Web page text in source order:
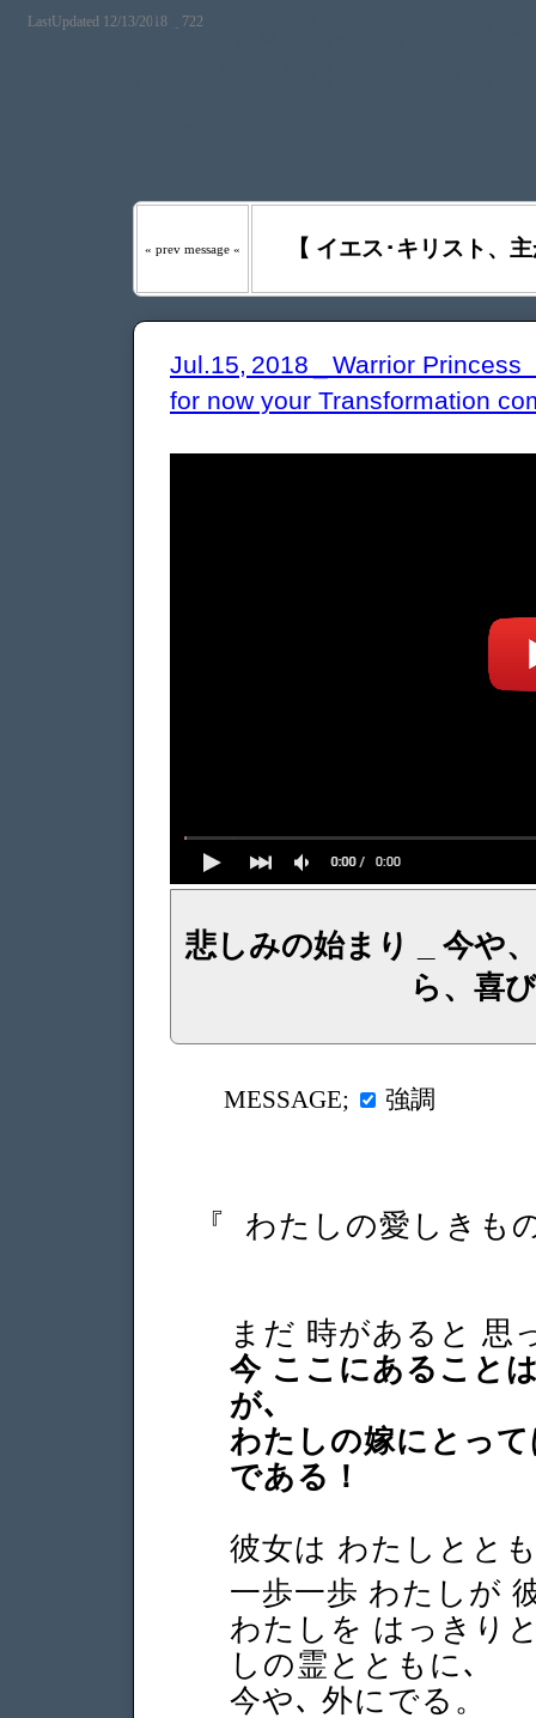
LastUpdated 12/13/2018 _ 722『わたしの羊は わたしの
« prev message « 【 イエス･キリスト、
Jul.15, 2018 _ Warrior
for now your Transformation
悲しみの始まり _ 今や
ら、喜
MESSAGE; 強調
『 わたしの愛しきも
まだ 時があると 思
今 ここにあること
が､
わたしの嫁にとっ
である！
彼女は わたしとと
一歩一歩 わたしが
わたしを はっきり
しの霊とともに､
今や､ 外にでる。